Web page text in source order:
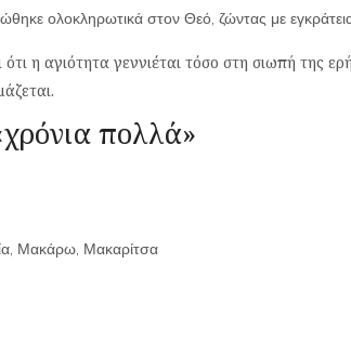
ολοκληρωτικά στον Θεό, ζώντας με
ότι η αγιότητα γεννιέται τόσο στη σιωπή της
πολλά»
Μακάρω, Μακαρίτσα